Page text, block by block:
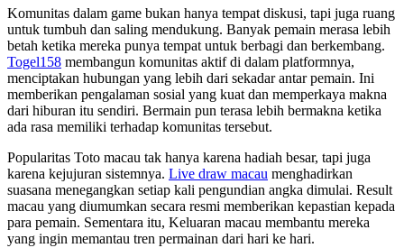
Komunitas dalam game bukan hanya tempat diskusi, tapi juga ruang
untuk tumbuh dan saling mendukung. Banyak pemain merasa lebih
betah ketika mereka punya tempat untuk berbagi dan berkembang.
Togel158 membangun komunitas aktif di dalam platformnya,
menciptakan hubungan yang lebih dari sekadar antar pemain. Ini
memberikan pengalaman sosial yang kuat dan memperkaya makna
dari hiburan itu sendiri. Bermain pun terasa lebih bermakna ketika
ada rasa memiliki terhadap komunitas tersebut.
Popularitas Toto macau tak hanya karena hadiah besar, tapi juga
karena kejujuran sistemnya. Live draw macau menghadirkan
suasana menegangkan setiap kali pengundian angka dimulai. Result
macau yang diumumkan secara resmi memberikan kepastian kepada
para pemain. Sementara itu, Keluaran macau membantu mereka
yang ingin memantau tren permainan dari hari ke hari.